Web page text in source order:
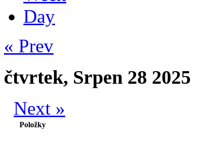
Day
« Prev
čtvrtek, Srpen 28 2025
Next »
Položky